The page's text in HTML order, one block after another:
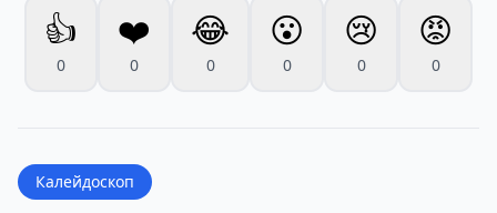
👍
0
❤️
0
😂
0
😮
0
😢
0
😡
0
Калейдоскоп